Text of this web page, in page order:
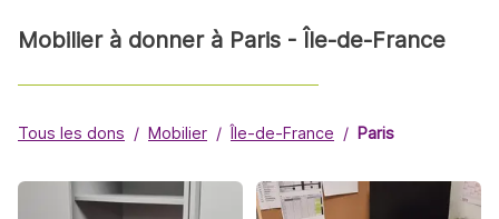
Mobilier à donner à Paris - Île-de-France
Tous les dons Mobilier Île-de-France Paris